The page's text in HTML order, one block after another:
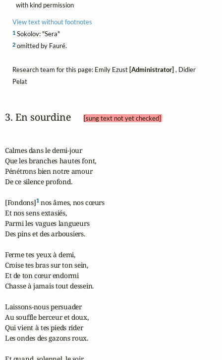
with kind permission
View text without footnotes
1Sokolov: "Sera"
2omitted by Fauré.
Research team for this page: Emily Ezust [Administrator] , Didier
Pelat
3. En sourdine [sung text not yet checked]
Calmes dans le demi-jour
Que les branches hautes font,
Pénétrons bien notre amour
De ce silence profond.
[Fondons]1 nos âmes, nos cœurs
Et nos sens extasiés,
Parmi les vagues langueurs
Des pins et des arbousiers.
Ferme tes yeux à demi,
Croise tes bras sur ton sein,
Et de ton cœur endormi
Chasse à jamais tout dessein.
Laissons-nous persuader
Au souffle berceur et doux,
Qui vient à tes pieds rider
Les ondes des gazons roux.